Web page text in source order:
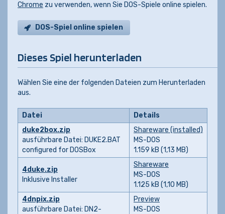
Chrome zu verwenden, wenn Sie DOS-Spiele online spielen.
DOS-Spiel online spielen
Dieses Spiel herunterladen
Wählen Sie eine der folgenden Dateien zum Herunterladen
aus.
Datei
Details
duke2box.zip
ausführbare Datei: DUKE2.BAT
configured for DOSBox
Shareware (installed)
MS-DOS
1.159 kB (1,13 MB)
4duke.zip
Inklusive Installer
Shareware
MS-DOS
1.125 kB (1,10 MB)
4dnpix.zip
ausführbare Datei: DN2-
Preview
MS-DOS